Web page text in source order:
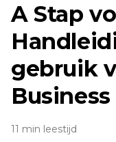
AStap
gebruik
11 min leestijd